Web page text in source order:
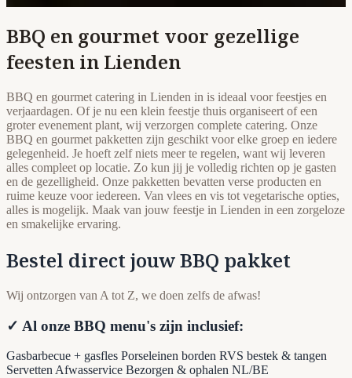
BBQ en gourmet voor gezellige
feesten in Lienden
BBQ en gourmet catering in Lienden in is ideaal voor feestjes en
verjaardagen. Of je nu een klein feestje thuis organiseert of een
groter evenement plant, wij verzorgen complete catering. Onze
BBQ en gourmet pakketten zijn geschikt voor elke groep en iedere
gelegenheid. Je hoeft zelf niets meer te regelen, want wij leveren
alles compleet op locatie. Zo kun jij je volledig richten op je gasten
en de gezelligheid. Onze pakketten bevatten verse producten en
ruime keuze voor iedereen. Van vlees en vis tot vegetarische opties,
alles is mogelijk. Maak van jouw feestje in Lienden in een zorgeloze
en smakelijke ervaring.
Bestel direct jouw BBQ pakket
Wij ontzorgen van A tot Z, we doen zelfs de afwas!
✓ Al onze BBQ menu's zijn inclusief:
Gasbarbecue + gasfles Porseleinen borden RVS bestek & tangen
Servetten Afwasservice Bezorgen & ophalen NL/BE